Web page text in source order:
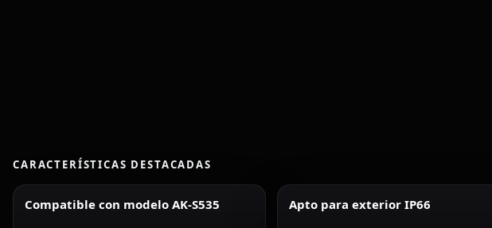
CARACTERÍSTICAS DESTACADAS
Compatible con modelo AK-S535 Apto para exterior IP66